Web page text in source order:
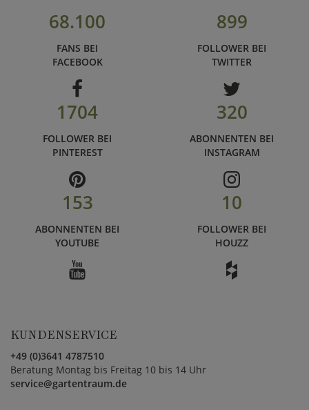
68.100
FANS BEI
FACEBOOK
899
FOLLOWER BEI
TWITTER
1704
FOLLOWER BEI
PINTEREST
320
ABONNENTEN BEI
INSTAGRAM
153
ABONNENTEN BEI
YOUTUBE
10
FOLLOWER BEI
HOUZZ
KUNDENSERVICE
+49 (0)3641 4787510
Beratung Montag bis Freitag 10 bis 14 Uhr
service@gartentraum.de